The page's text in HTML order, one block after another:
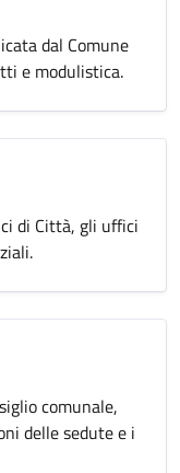
dal Comune
e modulistica.
di Città, gli uffici
comunale,
delle sedute e i